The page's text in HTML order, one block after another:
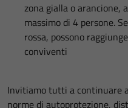
zona gialla o arancione,
massimo di 4 persone.
rossa, possono
conviventi
Invitiamo tutti a continuare
norme di autoprotezione,